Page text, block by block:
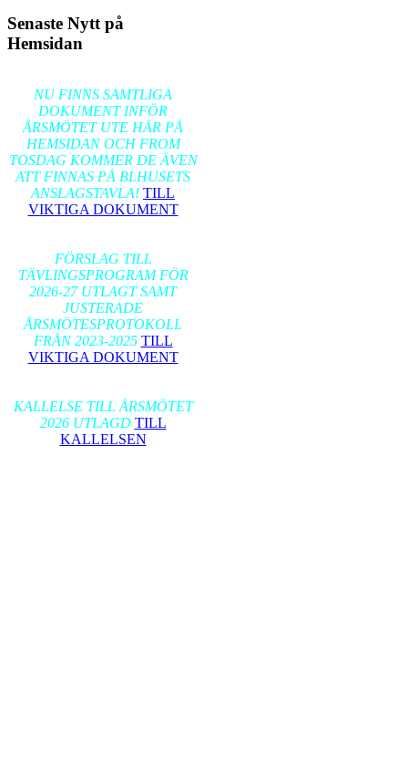
Senaste Nytt på
Hemsidan
NU FINNS SAMTLIGA
DOKUMENT INFÖR
ÅRSMÖTET UTE HÄR PÅ
HEMSIDAN OCH FROM
TOSDAG KOMMER DE ÄVEN
ATT FINNAS PÅ BLHUSETS
ANSLAGSTAVLA! TILL
VIKTIGA DOKUMENT
FÖRSLAG TILL
TÄVLINGSPROGRAM FÖR
2026-27 UTLAGT SAMT
JUSTERADE
ÅRSMÖTESPROTOKOLL
FRÅN 2023-2025 TILL
VIKTIGA DOKUMENT
KALLELSE TILL ÅRSMÖTET
2026 UTLAGD TILL
KALLELSEN